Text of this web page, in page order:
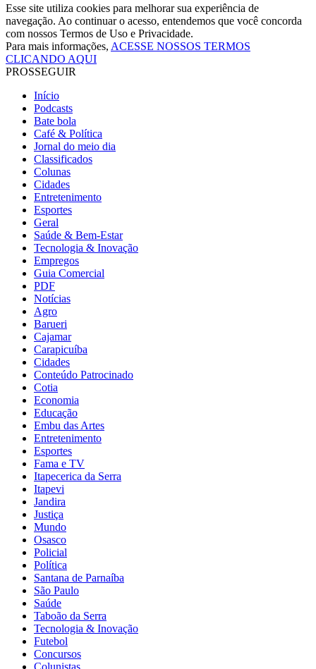
Esse site utiliza cookies para melhorar sua experiência de
navegação. Ao continuar o acesso, entendemos que você concorda
com nossos Termos de Uso e Privacidade.
Para mais informações, ACESSE NOSSOS TERMOS
CLICANDO AQUI
PROSSEGUIR
Início
Podcasts
Bate bola
Café & Política
Jornal do meio dia
Classificados
Colunas
Cidades
Entretenimento
Esportes
Geral
Saúde & Bem-Estar
Tecnologia & Inovação
Empregos
Guia Comercial
PDF
Notícias
Agro
Barueri
Cajamar
Carapicuíba
Cidades
Conteúdo Patrocinado
Cotia
Economia
Educação
Embu das Artes
Entretenimento
Esportes
Fama e TV
Itapecerica da Serra
Itapevi
Jandira
Justiça
Mundo
Osasco
Policial
Política
Santana de Parnaíba
São Paulo
Saúde
Taboão da Serra
Tecnologia & Inovação
Futebol
Concursos